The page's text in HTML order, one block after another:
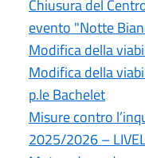
Chiusura del
evento "Notte
Modifica della
Modifica della
p.le Bachelet
Misure contro
2025/2026 –